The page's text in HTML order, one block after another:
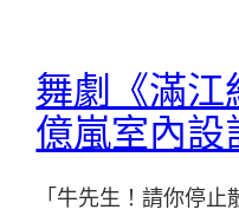
舞劇《滿江
億嵐室內設
「牛先生！請你停